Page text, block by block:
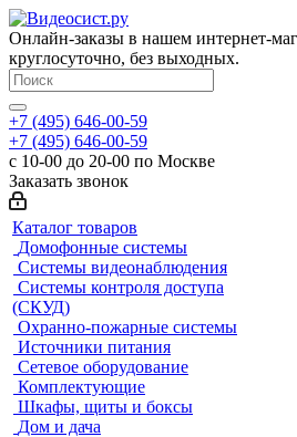
Онлайн-заказы в нашем интернет-
круглосуточно, без выходных.
+7 (495) 646-00-59
+7 (495) 646-00-59
с 10-00 до 20-00 по Москве
Заказать звонок
Каталог товаров
Домофонные системы
Системы видеонаблюдения
Системы контроля доступа
(СКУД)
Охранно-пожарные системы
Источники питания
Сетевое оборудование
Комплектующие
Шкафы, щиты и боксы
Дом и дача